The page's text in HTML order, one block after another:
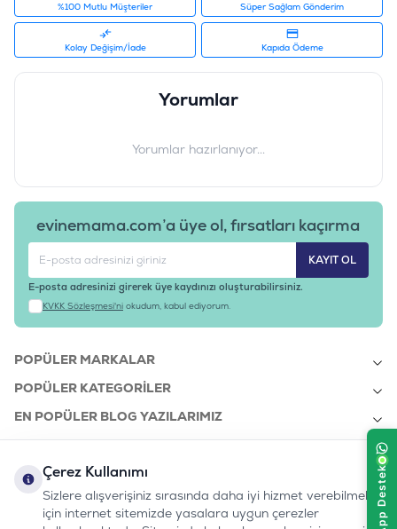
%100 Mutlu Müşteriler Süper Sağlam Gönderim
Kolay Değişim/İade Kapıda Ödeme
Yorumlar
Yorumlar hazırlanıyor...
evinemama.com’a üye ol, fırsatları kaçırma
KAYIT OL
E-posta adresinizi girerek üye kaydınızı oluşturabilirsiniz.
KVKK Sözleşmesi'ni okudum, kabul ediyorum.
POPÜLER MARKALAR
POPÜLER KATEGORILER
EN POPÜLER BLOG YAZILARIMIZ
KURUMSAL
Çerez Kullanımı
Sizlere alışverişiniz sırasında daha iyi hizmet verebilmek
için internet sitemizde yasalara uygun çerezler